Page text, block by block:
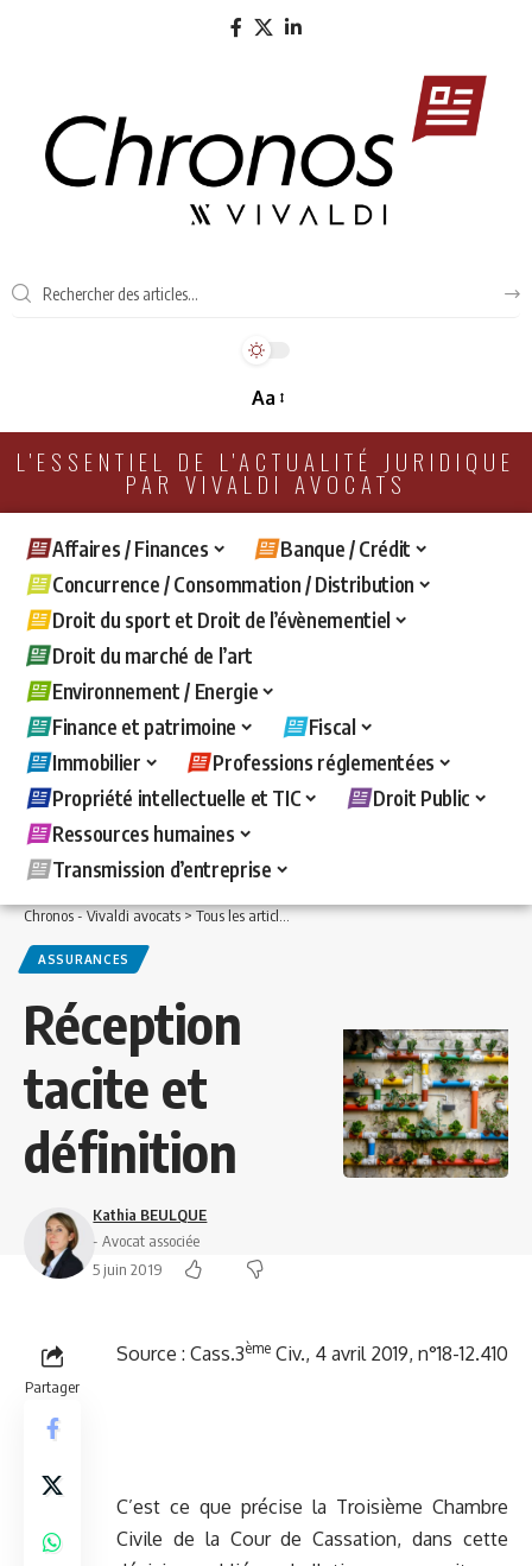
Aa
L'ESSENTIEL DE L'ACTUALITÉ JURIDIQUE
PAR VIVALDI AVOCATS
Affaires / Finances
Banque / Crédit
Concurrence / Consommation / Distribution
Droit du sport et Droit de l’évènementiel
Droit du marché de l’art
Environnement / Energie
Finance et patrimoine
Fiscal
Immobilier
Professions réglementées
Propriété intellectuelle et TIC
Droit Public
Ressources humaines
Transmission d’entreprise
Chronos - Vivaldi avocats>Tous les articles >Immobilier>Assurances>
ASSURANCES
Réception
tacite et
définition
Kathia BEULQUE
- Avocat associée
5 juin 2019
Partager
Source : Cass.3ème Civ., 4 avril 2019, n°18-12.410
C’est ce que précise la Troisième Chambre
Civile de la Cour de Cassation, dans cette